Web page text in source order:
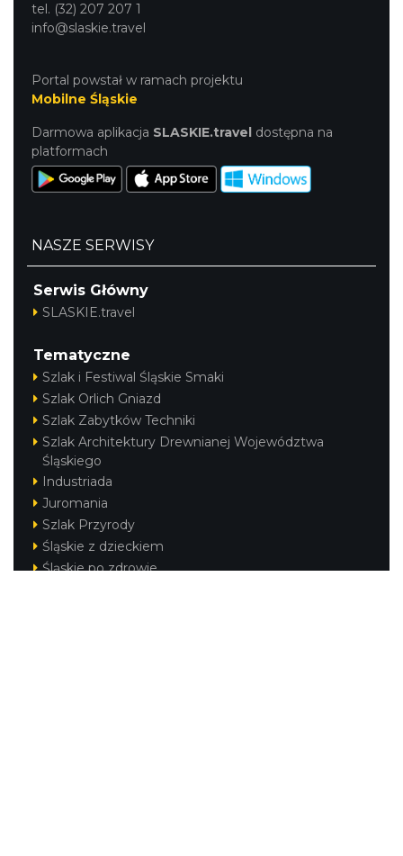
tel. (32) 207 207 1
info@slaskie.travel
Portal powstał w ramach projektu
Mobilne Śląskie
Darmowa aplikacja SLASKIE.travel dostępna na
platformach
NASZE SERWISY
Serwis Główny
SLASKIE.travel
Tematyczne
Szlak i Festiwal Śląskie Smaki
Szlak Orlich Gniazd
Szlak Zabytków Techniki
Szlak Architektury Drewnianej Województwa
Śląskiego
Industriada
Juromania
Szlak Przyrody
Śląskie z dzieckiem
Śląskie po zdrowie